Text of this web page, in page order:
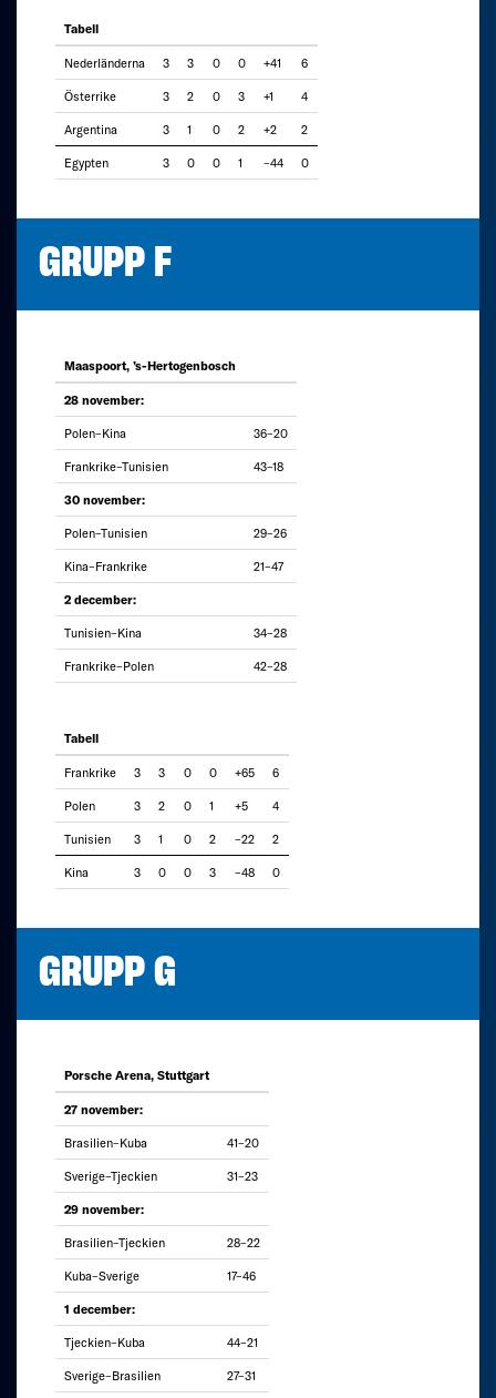
Tabell
Nederländerna 3 3 0 0 +41 6
Österrike 3 2 0 3 +1 4
Argentina 3 1 0 2 +2 2
Egypten 3 0 0 1 –44 0
GRUPP F
Maaspoort, ’s-Hertogenbosch
28 november:
Polen–Kina 36–20
Frankrike–Tunisien 43–18
30 november:
Polen–Tunisien 29–26
Kina–Frankrike 21–47
2 december:
Tunisien–Kina 34–28
Frankrike–Polen 42–28
Tabell
Frankrike 3 3 0 0 +65 6
Polen 3 2 0 1 +5 4
Tunisien 3 1 0 2 –22 2
Kina 3 0 0 3 –48 0
GRUPP G
Porsche Arena, Stuttgart
27 november:
Brasilien–Kuba 41–20
Sverige–Tjeckien 31–23
29 november:
Brasilien–Tjeckien 28–22
Kuba–Sverige 17–46
1 december:
Tjeckien–Kuba 44–21
Sverige–Brasilien 27–31